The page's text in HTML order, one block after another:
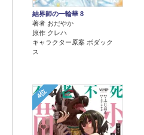
結界師の一輪華 8
著者 おだやか
原作 クレハ
キャラクター原案 ボダック
ス
4位